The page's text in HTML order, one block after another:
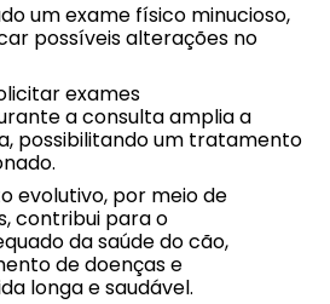
um exame físico minucioso,
possíveis alterações no
exames
a consulta amplia a
possibilitando um tratamento
evolutivo, por meio de
contribui para o
da saúde do cão,
de doenças e
longa e saudável.